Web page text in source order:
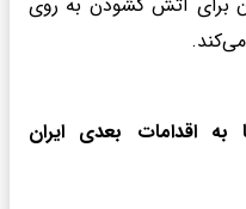
اقدامات بعدی ایران